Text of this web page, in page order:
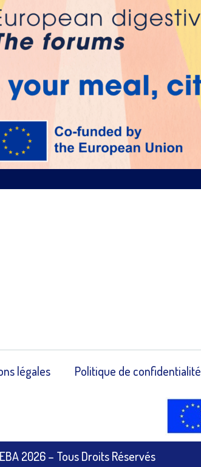
légales Politique de confidentialité
2026 – Tous Droits Réservés